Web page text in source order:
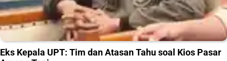
Eks Kepala UPT: Tim dan Atasan Tahu soal Kios Pasar